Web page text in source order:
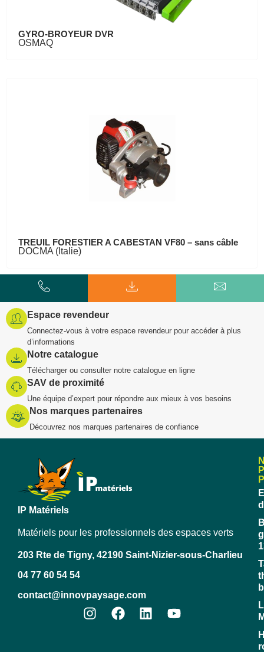
GYRO-BROYEUR DVR
OSMAQ
TREUIL FORESTIER A CABESTAN VF80 – sans câble
DOCMA (Italie)
Espace revendeur
Connectez-vous à votre espace revendeur pour accéder à plus
d’informations
Notre catalogue
Télécharger ou consulter notre catalogue en ligne
SAV de proximité
Une équipe d’expert pour répondre aux mieux à vos besoins
Nos marques partenaires
Découvrez nos marques partenaires de confiance
IP Matériels
Matériels pour les professionnels des espaces verts
203 Rte de Tigny, 42190 Saint-Nizier-sous-Charlieu
04 77 60 54 54
contact@innovpaysage.com